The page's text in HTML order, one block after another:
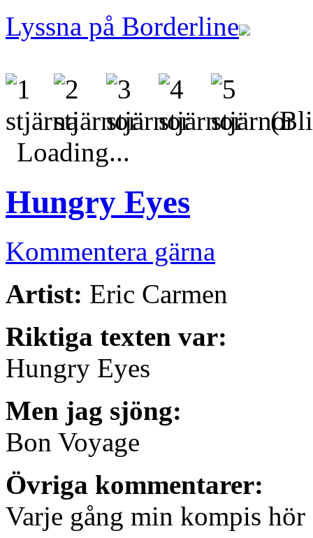
Lyssna på Borderline
(Bli
Loading...
Hungry Eyes
Kommentera gärna
Artist: Eric Carmen
Riktiga texten var:
Hungry Eyes
Men jag sjöng:
Bon Voyage
Övriga kommentarer:
Varje gång min kompis